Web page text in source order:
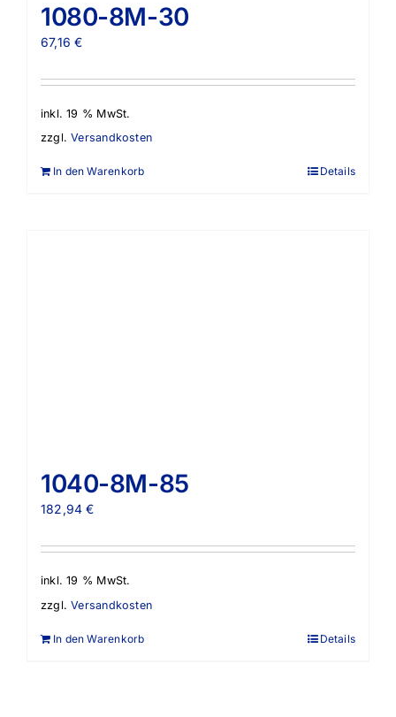
1080-8M-30
67,16€
inkl. 19 % MwSt.
zzgl.Versandkosten
In den Warenkorb Details
1040-8M-85
182,94€
inkl. 19 % MwSt.
zzgl.Versandkosten
In den Warenkorb Details